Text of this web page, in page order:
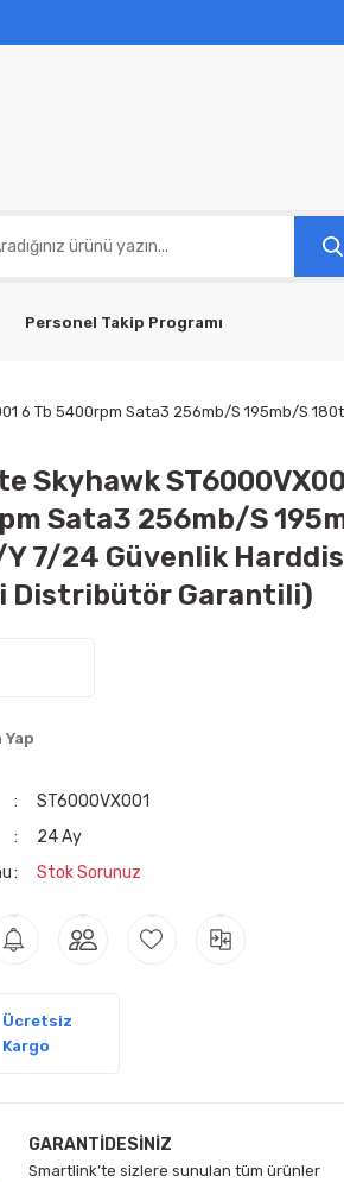
Personel Takip Programı
6 Tb 5400rpm Sata3 256mb/S 195mb/S
Skyhawk
Sata3 256mb/S
7/24 Güvenlik
Distribütör Garantili)
Yap
ST6000VX001
24 Ay
Stok Sorunuz
Ücretsiz
Kargo
GARANTİDESİNİZ
Smartlink’te sizlere sunulan tüm ürünler